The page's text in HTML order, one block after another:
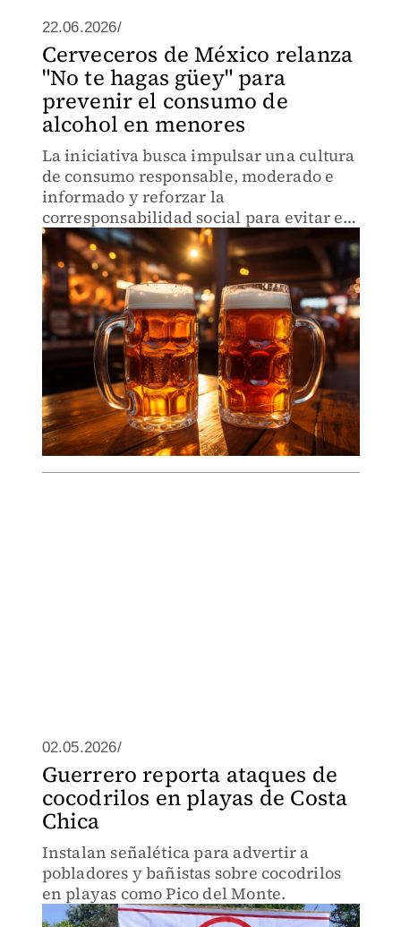
22.06.2026/
Cerveceros de México relanza
"No te hagas güey" para
prevenir el consumo de
alcohol en menores
La iniciativa busca impulsar una cultura
de consumo responsable, moderado e
informado y reforzar la
corresponsabilidad social para evitar el
acceso de bebidas alcohólicas a menores
de edad
02.05.2026/
Guerrero reporta ataques de
cocodrilos en playas de Costa
Chica
Instalan señalética para advertir a
pobladores y bañistas sobre cocodrilos
en playas como Pico del Monte.